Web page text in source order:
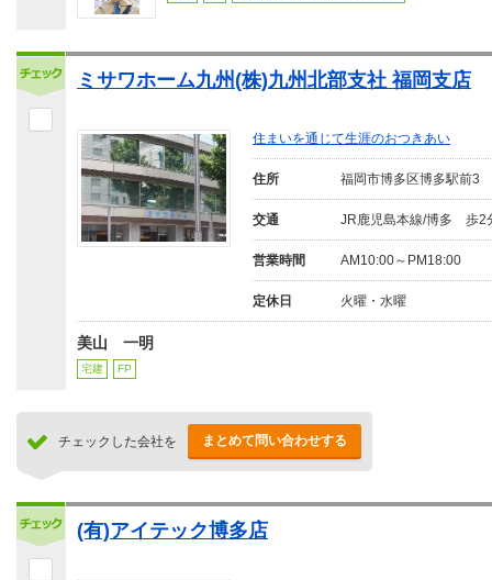
ミサワホーム九州(株)九州北部支社 福岡支店
住まいを通じて生涯のおつきあい
住所 福岡市博多区博多駅前3
交通 JR鹿児島本線/博多 歩2
営業時間 AM10:00～PM18:00
定休日 火曜・水曜
美山 一明
宅建 FP
チェックした会社を まとめて問い合わせする
(有)アイテック博多店